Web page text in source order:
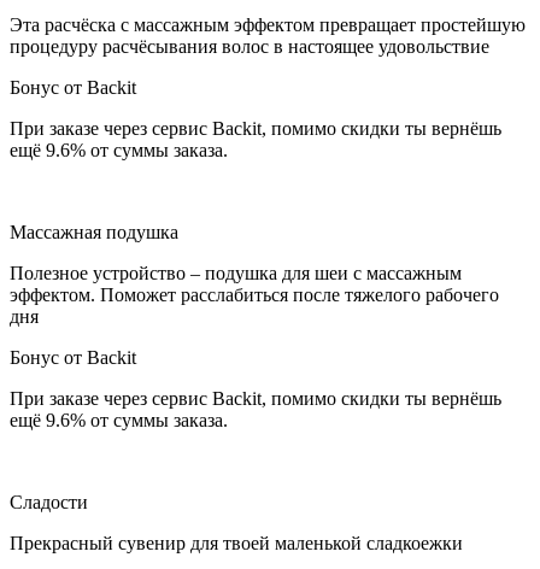
Эта расчёска с массажным эффектом превращает простейшую
процедуру расчёсывания волос в настоящее удовольствие
Бонус от Backit
При заказе через сервис Backit, помимо скидки ты вернёшь
ещё 9.6% от суммы заказа.
Массажная подушка
Полезное устройство – подушка для шеи с массажным
эффектом. Поможет расслабиться после тяжелого рабочего
дня
Бонус от Backit
При заказе через сервис Backit, помимо скидки ты вернёшь
ещё 9.6% от суммы заказа.
Сладости
Прекрасный сувенир для твоей маленькой сладкоежки